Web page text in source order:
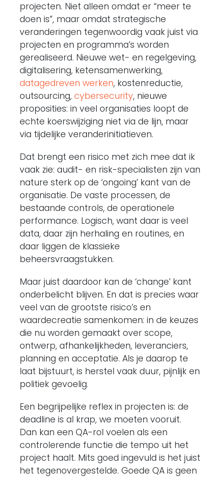
projecten. Niet alleen omdat er “meer te
doen is”, maar omdat strategische
veranderingen tegenwoordig vaak juist via
projecten en programma’s worden
gerealiseerd. Nieuwe wet- en regelgeving,
digitalisering, ketensamenwerking,
datagedreven werken, kostenreductie,
outsourcing, cybersecurity, nieuwe
proposities: in veel organisaties loopt de
echte koerswijziging niet via de lijn, maar
via tijdelijke veranderinitiatieven.
Dat brengt een risico met zich mee dat ik
vaak zie: audit- en risk-specialisten zijn van
nature sterk op de ‘ongoing’ kant van de
organisatie. De vaste processen, de
bestaande controls, de operationele
performance. Logisch, want daar is veel
data, daar zijn herhaling en routines, en
daar liggen de klassieke
beheersvraagstukken.
Maar juist daardoor kan de ‘change’ kant
onderbelicht blijven. En dat is precies waar
veel van de grootste risico’s en
waardecreatie samenkomen: in de keuzes
die nu worden gemaakt over scope,
ontwerp, afhankelijkheden, leveranciers,
planning en acceptatie. Als je daarop te
laat bijstuurt, is herstel vaak duur, pijnlijk en
politiek gevoelig.
Een begrijpelijke reflex in projecten is: de
deadline is al krap, we moeten vooruit.
Dan kan een QA-rol voelen als een
controlerende functie die tempo uit het
project haalt. Mits goed ingevuld is het juist
het tegenovergestelde. Goede QA is geen